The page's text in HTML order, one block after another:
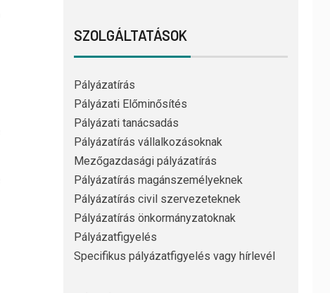
SZOLGÁLTATÁSOK
Pályázatírás
Pályázati Előminősítés
Pályázati tanácsadás
Pályázatírás vállalkozásoknak
Mezőgazdasági pályázatírás
Pályázatírás magánszemélyeknek
Pályázatírás civil szervezeteknek
Pályázatírás önkormányzatoknak
Pályázatfigyelés
Specifikus pályázatfigyelés vagy hírlevél